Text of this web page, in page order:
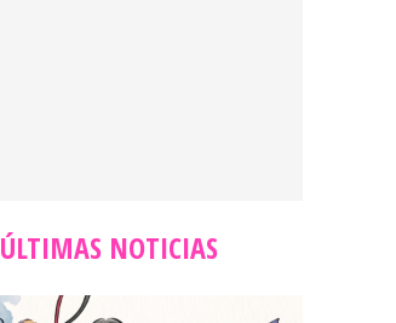
ÚLTIMAS NOTICIAS